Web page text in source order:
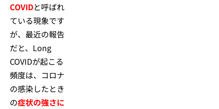
COVIDと呼ばれ
ている現象です
が、最近の報告
だと、Long
COVIDが起こる
頻度は、コロナ
の感染したとき
の症状の強さに